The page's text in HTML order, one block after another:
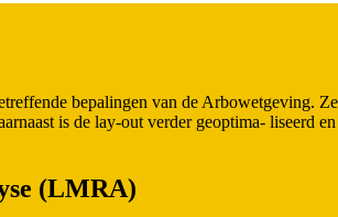
bepalingen van de Arbowetgeving.
is de lay-out verder geoptima-
(LMRA)